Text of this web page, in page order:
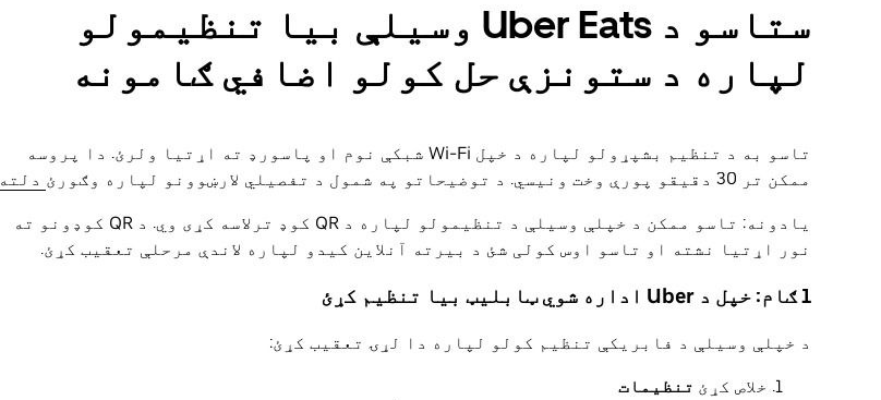
ستاسو د Uber Eats وسیلې بیا تنظیمولو
لپاره د ستونزې حل کولو اضافي ګامونه
تاسو به د تنظیم بشپړولو لپاره د خپل Wi-Fi شبکې نوم او پاسورډ ته اړتیا ولرئ. دا پروسه
ممکن تر 30 دقیقو پورې وخت ونیسي. د توضیحاتو په شمول د تفصيلي لارښوونو لپاره وګورئ
دلته
یادونه: تاسو ممکن د خپلې وسیلې د تنظیمولو لپاره د QR کوډ ترلاسه کړی وي. د QR کوډونو ته
نور اړتیا نشته او تاسو اوس کولی شئ د بیرته آنلاین کیدو لپاره لاندې مرحلې تعقیب کړئ.
1 ګام: خپل د Uber اداره شوي ټابلیټ بیا تنظیم کړئ
د خپلې وسیلې د فابریکې تنظیم کولو لپاره دا لړۍ تعقیب کړئ:
خلاص کړئ تنظیمات